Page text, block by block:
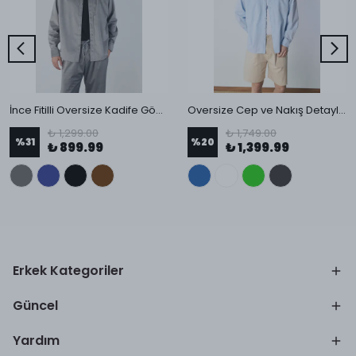
İnce Fitilli Oversize Kadife Gömlek
%31
₺ 1,299.00
₺ 899.99
Oversize Cep ve Nakış Detaylı Gömlek
%20
₺ 1,749.00
₺ 1,399.99
Erkek Kategoriler
Güncel
Yardım